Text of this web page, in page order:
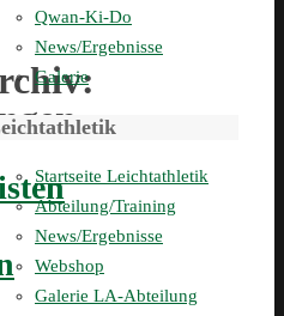
Qwan-Ki-Do
News/Ergebnisse
Galerie
Startseite Leichtathletik
Abteilung/Training
News/Ergebnisse
Webshop
Galerie LA-Abteilung